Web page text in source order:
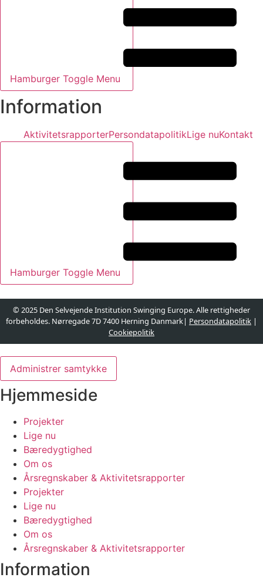
Hamburger Toggle Menu
Information
AktivitetsrapporterPersondatapolitikLige nuKontakt
Hamburger Toggle Menu
© 2025 Den Selvejende Institution Swinging Europe. Alle rettigheder
forbeholdes. Nørregade 7D 7400 Herning Danmark| Persondatapolitik |
Cookiepolitik
Administrer samtykke
Hjemmeside
Projekter
Lige nu
Bæredygtighed
Om os
Årsregnskaber & Aktivitetsrapporter
Projekter
Lige nu
Bæredygtighed
Om os
Årsregnskaber & Aktivitetsrapporter
Information